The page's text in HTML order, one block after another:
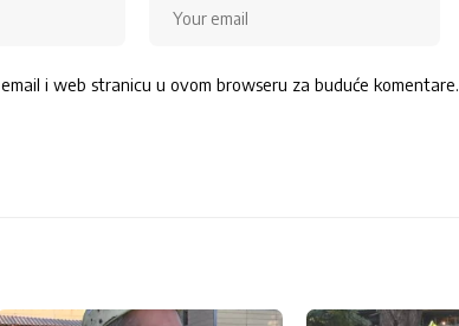
i web stranicu u ovom browseru za buduće komentare.